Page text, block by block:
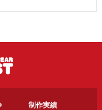
制作実績